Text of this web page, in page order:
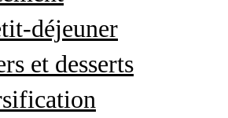
déjeuner
et desserts